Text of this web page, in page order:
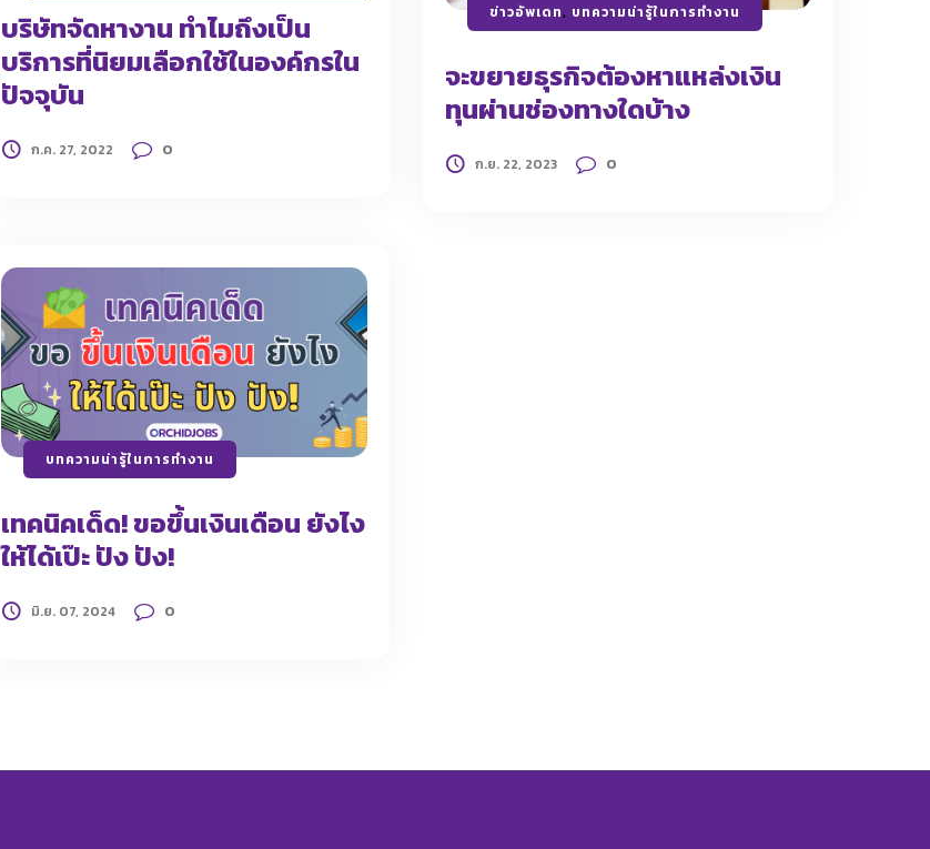
บริษัทจัดหางาน ทำไมถึงเป็น
บริการที่นิยมเลือกใช้ในองค์กรใน
ปัจจุบัน
ก.ค. 27, 2022 0
ข่าวอัพเดท, บทความน่ารู้ในการทำงาน
จะขยายธุรกิจต้องหาแหล่งเงิน
ทุนผ่านช่องทางใดบ้าง
ก.ย. 22, 2023 0
บทความน่ารู้ในการทำงาน
เทคนิคเด็ด! ขอขึ้นเงินเดือน ยังไง
ให้ได้เป๊ะ ปัง ปัง!
มิ.ย. 07, 2024 0